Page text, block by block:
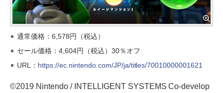
通常価格：6,578円（税込）
セール価格：4,604円（税込）30％オフ
URL： https://ec.nintendo.com/JP/ja/titles/70010000001621
©2019 Nintendo / INTELLIGENT SYSTEMS Co-develop